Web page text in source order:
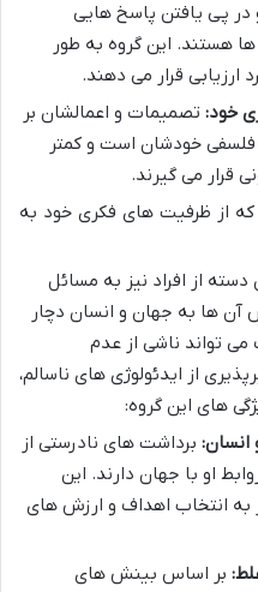
پی یافتن پاسخ هایی
هستند. این گروه به طور
ارزیابی قرار می دهند.
خود: تصمیمات و اعمالشان بر
خودشان است و کمتر
قرار می گیرند.
که از ظرفیت های فکری خود به
دسته از افراد نیز به مسائل
آن ها به جهان و انسان دچار
تواند ناشی از عدم
از ایدئولوژی های ناسالم،
های این گروه:
انسان: برداشت های نادرستی از
او با جهان دارند. این
به انتخاب اهداف و ارزش های
بر اساس بینش های